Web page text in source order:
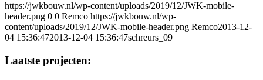
https://jwkbouw.nl/wp-content/uploads/2019/12/JWK-mobile-
header.png 0 0 Remco https://jwkbouw.nl/wp-
content/uploads/2019/12/JWK-mobile-header.png Remco2013-12-
04 15:36:472013-12-04 15:36:47schreurs_09
Laatste projecten: